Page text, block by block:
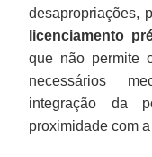
desapropriações,
licenciamento
que não permite
necessários
integração da
proximidade com